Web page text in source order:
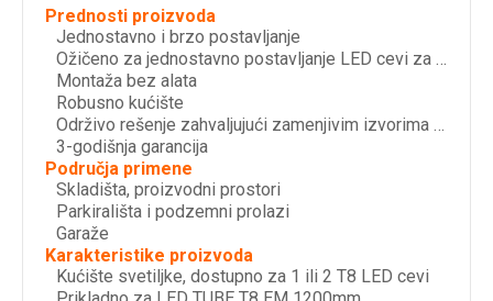
Prednosti proizvoda
Jednostavno i brzo postavljanje
Ožičeno za jednostavno postavljanje LED cevi za mrežni napon (EM)
Montaža bez alata
Robusno kućište
Održivo rešenje zahvaljujući zamenjivim izvorima svetla
3-godišnja garancija
Područja primene
Skladišta, proizvodni prostori
Parkirališta i podzemni prolazi
Garaže
Karakteristike proizvoda
Kućište svetiljke, dostupno za 1 ili 2 T8 LED cevi